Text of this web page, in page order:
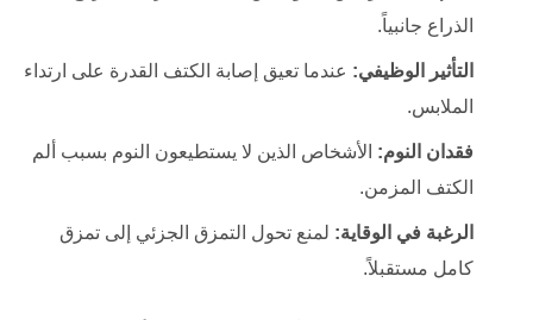
الذراع جانبياً.
التأثير الوظيفي: عندما تعيق إصابة الكتف القدرة على ارتداء
الملابس.
فقدان النوم: الأشخاص الذين لا يستطيعون النوم بسبب ألم
الكتف المزمن.
الرغبة في الوقاية: لمنع تحول التمزق الجزئي إلى تمزق
كامل مستقبلاً.